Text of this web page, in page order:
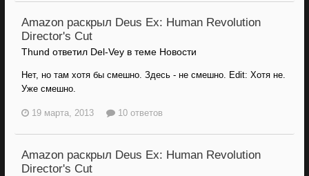
Amazon раскрыл Deus Ex: Human Revolution
Director's Cut
Thund ответил Del-Vey в теме Новости
Нет, но там хотя бы смешно. Здесь - не смешно. Edit: Хотя не.
Уже смешно.
19 марта, 2013 10 ответов
Amazon раскрыл Deus Ex: Human Revolution
Director's Cut